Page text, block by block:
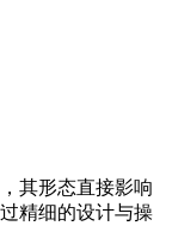
其形态直接影响
精细的设计与操